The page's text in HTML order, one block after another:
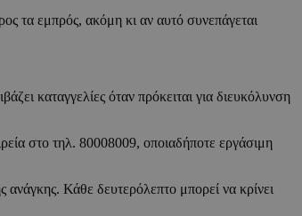
τα εμπρός, ακόμη κι αν αυτό συνεπάγεται
καταγγελίες όταν πρόκειται για διευκόλυνση
στο τηλ. 80008009, οποιαδήποτε εργάσιμη
Κάθε δευτερόλεπτο μπορεί να κρίνει